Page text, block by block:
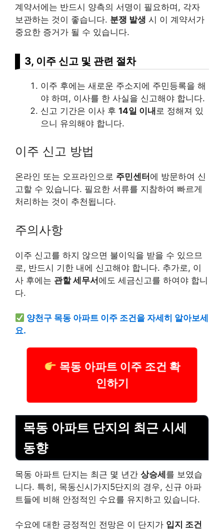
계약서에는 반드시 양측의 서명이 필요하며, 각자
보관하는 것이 좋습니다. 분쟁 발생 시 이 계약서가
중요한 증거가 될 수 있습니다.
3, 이주 신고 및 관련 절차
이주 후에는 새로운 주소지에 주민등록을 해
야 하며, 이사를 한 사실을 신고해야 합니다.
신고 기간은 이사 후 14일 이내 로 정해져 있
으니 유의해야 합니다.
이주 신고 방법
온라인 또는 오프라인으로 주민센터 에 방문하여 신
고할 수 있습니다. 필요한 서류를 지참하여 빠르게
처리하는 것이 추천됩니다.
주의사항
이주 신고를 하지 않으면 불이익을 받을 수 있으므
로, 반드시 기한 내에 신고해야 합니다. 추가로, 이
사 후에는 관할 세무서에도 세금신고를 하여야 합니
다.
양천구 목동 아파트 이주 조건을 자세히 알아보세
요.
목동 아파트 이주 조건 확
인하기
목동 아파트 단지의 최근 시세
동향
목동 아파트 단지는 최근 몇 년간 상승세를 보였습
니다. 특히, 목동신시가지5단지의 경우, 신규 아파
트들에 비해 안정적인 수요를 유지하고 있습니다.
수요에 대한 긍정적인 전망은 이 단지가 입지 조건